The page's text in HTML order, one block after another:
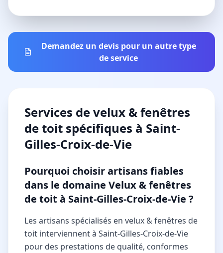
Demandez un devis pour un autre type
de service
Services develux & fenêtres
de toit spécifiques à Saint-
Gilles-Croix-de-Vie
Pourquoi choisir artisans fiables
dans le domaine Velux & fenêtres
de toit à Saint-Gilles-Croix-de-Vie ?
Les artisans spécialisés en velux & fenêtres de
toit interviennent à Saint-Gilles-Croix-de-Vie
pour des prestations de qualité, conformes